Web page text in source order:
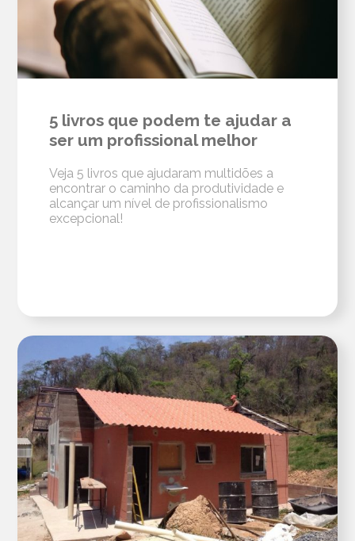
5 livros que podem te ajudar a
ser um profissional melhor
Veja 5 livros que ajudaram multidões a
encontrar o caminho da produtividade e
alcançar um nível de profissionalismo
excepcional!